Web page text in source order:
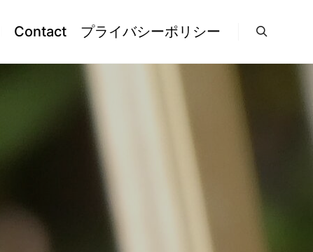
Contact プライバシーポリシー